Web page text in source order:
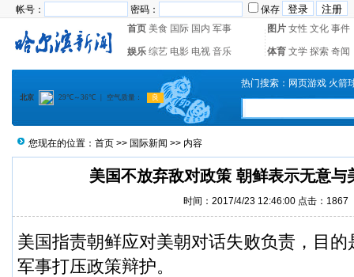
帐号： 密码：
保存
首页 美食 国际 国内 军事 图片 女性 文化 事件
娱乐 综艺 电影 电视 音乐 体育 文学 探索 奇闻
热门搜索： 网页游戏 火箭
您现在的位置： 首页 >> 国际新闻 >> 内容
美国不放弃敌对政策 朝鲜表示无意与
时间：2017/4/23 12:46:00 点击： 1867
美国指责朝鲜应对美朝对话失败负责，目
军事打压政策辩护。